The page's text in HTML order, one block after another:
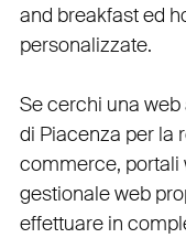
and breakfast ed
personalizzate.
Se cerchi una web
di Piacenza per la
commerce, portali
gestionale web
effettuare in